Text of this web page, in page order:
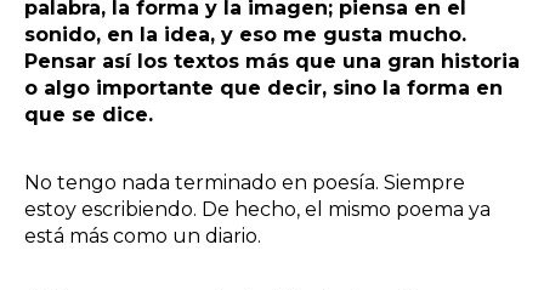
palabra, la forma y la imagen; piensa en el
sonido, en la idea, y eso me gusta mucho.
Pensar así los textos más que una gran historia
o algo importante que decir, sino la forma en
que se dice.
No tengo nada terminado en poesía. Siempre
estoy escribiendo. De hecho, el mismo poema ya
está más como un diario.